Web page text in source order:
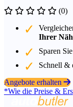
(0)
Ihrer
Sparen
Schnell &
Angebote erhalten
*Wie die Preise &